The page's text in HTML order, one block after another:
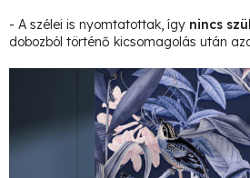
- A szélei is nyomtatottak, így nincs
dobozból történő kicsomagolás után